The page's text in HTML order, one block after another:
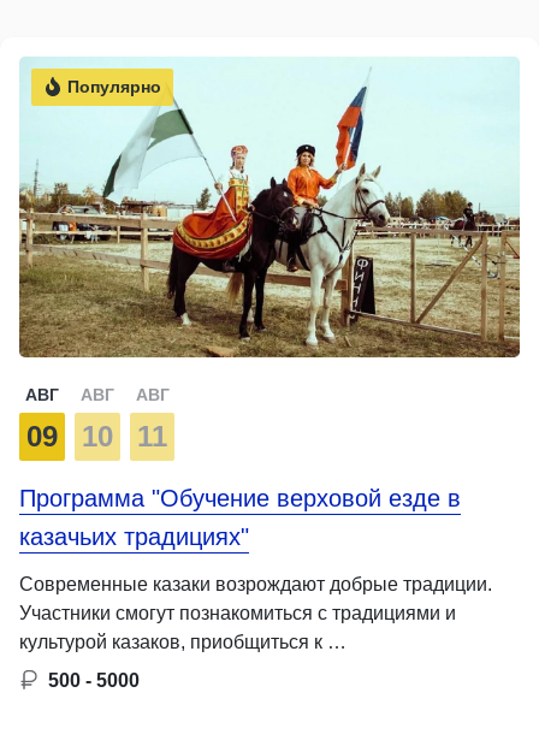
Популярно
АВГ
09
АВГ
10
АВГ
11
Программа "Обучение верховой езде в
казачьих традициях"
Современные казаки возрождают добрые традиции.
Участники смогут познакомиться с традициями и
культурой казаков, приобщиться к …
500 - 5000